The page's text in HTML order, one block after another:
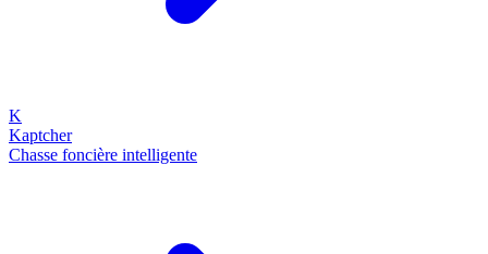
K
Kaptcher
Chasse foncière intelligente